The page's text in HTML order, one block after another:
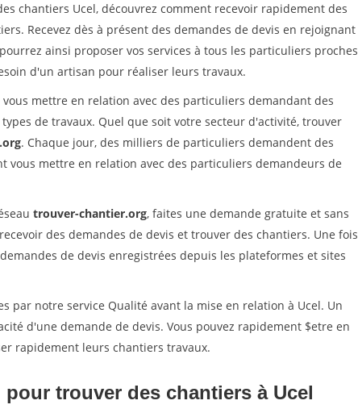
chantiers Ucel, découvrez comment recevoir rapidement des
Recevez dès à présent des demandes de devis en rejoignant
ainsi proposer vos services à tous les particuliers proches
d'un artisan pour réaliser leurs travaux.
mettre en relation avec des particuliers demandant des
de travaux. Quel que soit votre secteur d'activité, trouver
. Chaque jour, des milliers de particuliers demandent des
vous mettre en relation avec des particuliers demandeurs de
trouver-chantier.org, faites une demande gratuite et sans
des demandes de devis et trouver des chantiers. Une fois
de devis enregistrées depuis les plateformes et sites
par notre service Qualité avant la mise en relation à Ucel. Un
d'une demande de devis. Vous pouvez rapidement $etre en
rapidement leurs chantiers travaux.
trouver des chantiers à Ucel